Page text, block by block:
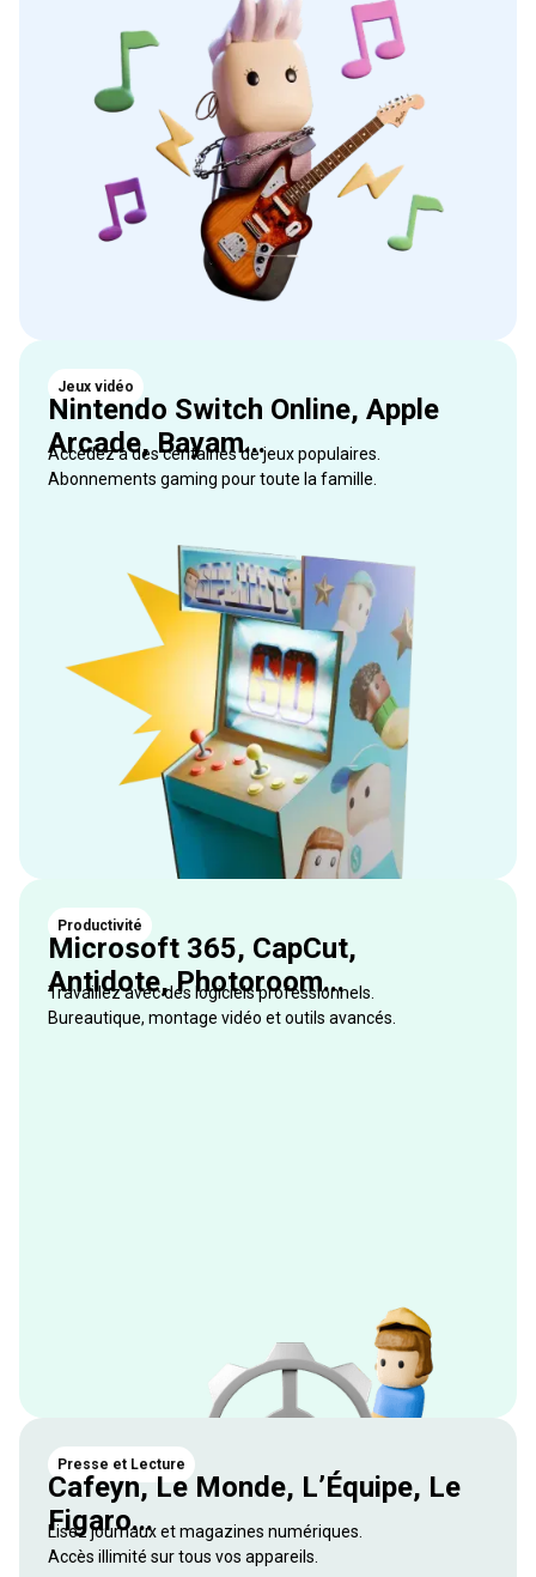
Jeux vidéo
Nintendo Switch Online, Apple
Arcade, Bayam...
Accédez à des centaines de jeux populaires.
Abonnements gaming pour toute la famille.
Productivité
Microsoft 365, CapCut,
Antidote, Photoroom...
Travaillez avec des logiciels professionnels.
Bureautique, montage vidéo et outils avancés.
Presse et Lecture
Cafeyn, Le Monde, L’Équipe, Le
Figaro...
Lisez journaux et magazines numériques.
Accès illimité sur tous vos appareils.